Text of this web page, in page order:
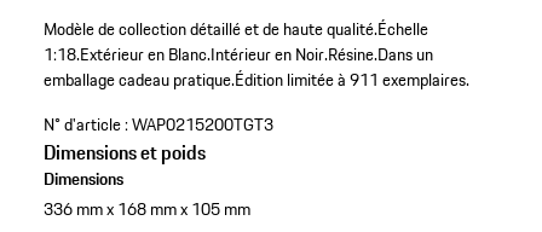
Modèle de collection détaillé et de haute qualité.Échelle
1:18.Extérieur en Blanc.Intérieur en Noir.Résine.Dans un
emballage cadeau pratique.Édition limitée à 911 exemplaires.
N° d'article :WAP0215200TGT3
Dimensions et poids
Dimensions
336 mm x 168 mm x 105 mm